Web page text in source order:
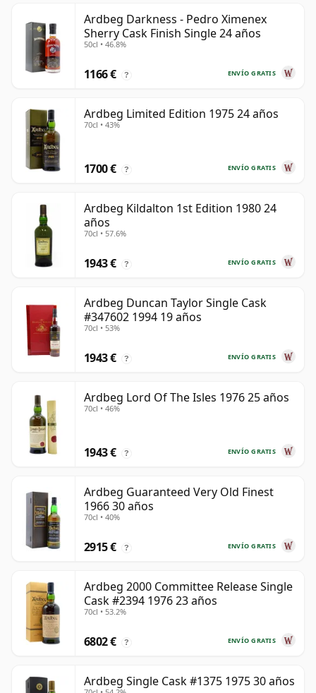
Ardbeg Darkness - Pedro Ximenex
Sherry Cask Finish Single 24 años
50cl • 46.8%
ENVÍO GRATIS
1166 € ?
Ardbeg Limited Edition 1975 24 años
70cl • 43%
ENVÍO GRATIS
1700 € ?
Ardbeg Kildalton 1st Edition 1980 24
años
70cl • 57.6%
ENVÍO GRATIS
1943 € ?
Ardbeg Duncan Taylor Single Cask
#347602 1994 19 años
70cl • 53%
ENVÍO GRATIS
1943 € ?
Ardbeg Lord Of The Isles 1976 25 años
70cl • 46%
ENVÍO GRATIS
1943 € ?
Ardbeg Guaranteed Very Old Finest
1966 30 años
70cl • 40%
ENVÍO GRATIS
2915 € ?
Ardbeg 2000 Committee Release Single
Cask #2394 1976 23 años
70cl • 53.2%
ENVÍO GRATIS
6802 € ?
Ardbeg Single Cask #1375 1975 30 años